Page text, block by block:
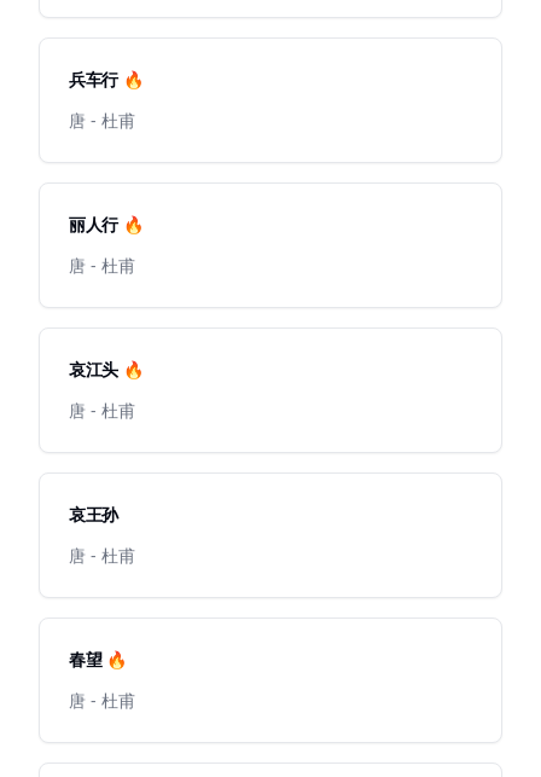
兵车行 🔥
唐 - 杜甫
丽人行 🔥
唐 - 杜甫
哀江头 🔥
唐 - 杜甫
哀王孙
唐 - 杜甫
春望 🔥
唐 - 杜甫